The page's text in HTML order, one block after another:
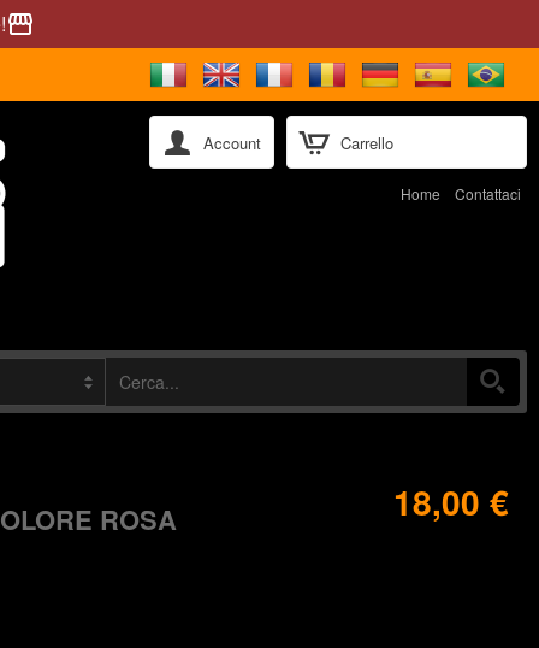
storefront
Carrello
Account
Home Contattaci
ROSA 18,00 €